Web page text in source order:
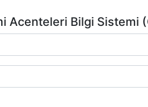
Acenteleri Bilgi